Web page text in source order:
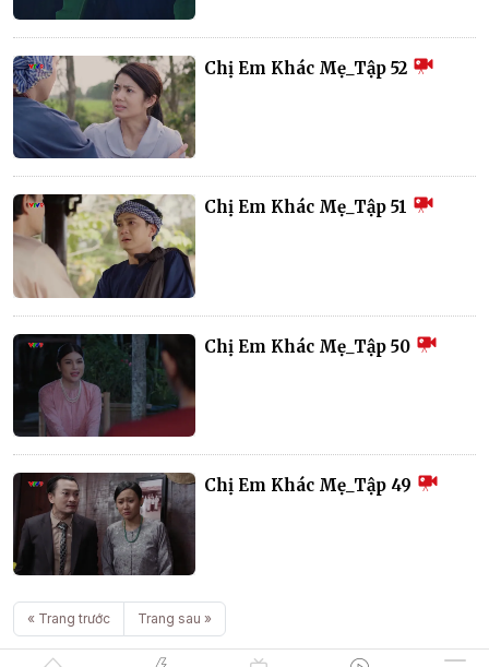
Chị Em Khác Mẹ_Tập 52
Chị Em Khác Mẹ_Tập 51
Chị Em Khác Mẹ_Tập 50
Chị Em Khác Mẹ_Tập 49
« Trang trước Trang sau »